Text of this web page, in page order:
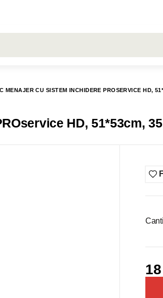
MENAJER CU SISTEM INCHIDERE PROSERVICE HD,
HD, 51*53cm,